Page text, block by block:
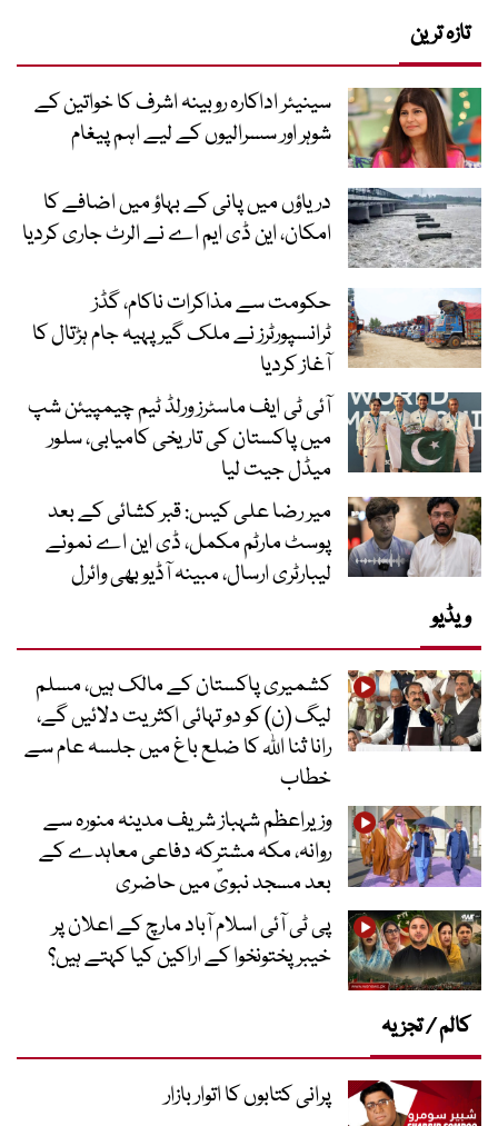
تازہ ترین
سینیئر اداکارہ روبینہ اشرف کا خواتین کے
شوہر اور سسرالیوں کے لیے اہم پیغام
دریاؤں میں پانی کے بہاؤ میں اضافے کا
امکان، این ڈی ایم اے نے الرٹ جاری کردیا
حکومت سے مذاکرات ناکام، گڈز
ٹرانسپورٹرز نے ملک گیر پہیہ جام ہڑتال کا
آغاز کردیا
آئی ٹی ایف ماسٹرز ورلڈ ٹیم چیمپیئن شپ
میں پاکستان کی تاریخی کامیابی، سلور
میڈل جیت لیا
میر رضا علی کیس: قبر کشائی کے بعد
پوسٹ مارٹم مکمل، ڈی این اے نمونے
لیبارٹری ارسال، مبینہ آڈیو بھی وائرل
ویڈیو
کشمیری پاکستان کے مالک ہیں، مسلم
لیگ (ن) کو دو تہائی اکثریت دلائیں گے،
رانا ثنا اللہ کا ضلع باغ میں جلسہ عام سے
خطاب
وزیراعظم شہباز شریف مدینہ منورہ سے
روانہ، مکہ مشترکہ دفاعی معاہدے کے
بعد مسجد نبویؐ میں حاضری
پی ٹی آئی اسلام آباد مارچ کے اعلان پر
خیبر پختونخوا کے اراکین کیا کہتے ہیں؟
کالم / تجزیہ
پرانی کتابوں کا اتوار بازار